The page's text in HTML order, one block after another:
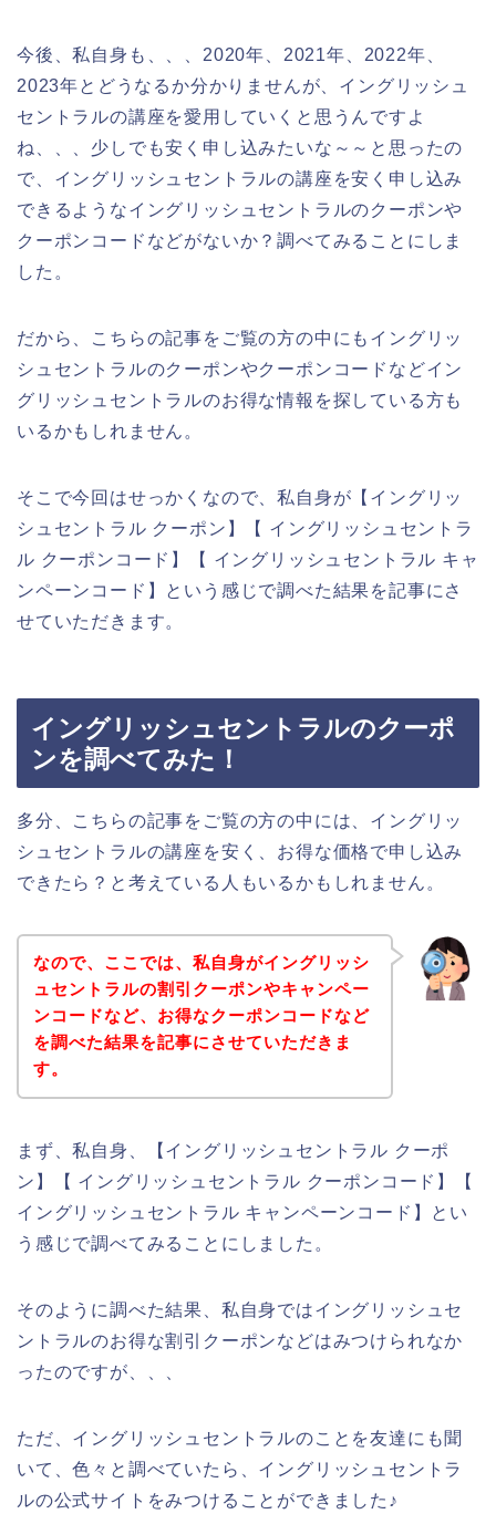
今後、私自身も、、、2020年、2021年、2022年、
2023年とどうなるか分かりませんが、イングリッシュ
セントラルの講座を愛用していくと思うんですよ
ね、、、少しでも安く申し込みたいな～～と思ったの
で、イングリッシュセントラルの講座を安く申し込み
できるようなイングリッシュセントラルのクーポンや
クーポンコードなどがないか？調べてみることにしま
した。
だから、こちらの記事をご覧の方の中にもイングリッ
シュセントラルのクーポンやクーポンコードなどイン
グリッシュセントラルのお得な情報を探している方も
いるかもしれません。
そこで今回はせっかくなので、私自身が【イングリッ
シュセントラル クーポン】【 イングリッシュセントラ
ル クーポンコード】【 イングリッシュセントラル キャ
ンペーンコード】という感じで調べた結果を記事にさ
せていただきます。
イングリッシュセントラルのクーポ
ンを調べてみた！
多分、こちらの記事をご覧の方の中には、イングリッ
シュセントラルの講座を安く、お得な価格で申し込み
できたら？と考えている人もいるかもしれません。
なので、ここでは、私自身がイングリッシ
ュセントラルの割引クーポンやキャンペー
ンコードなど、お得なクーポンコードなど
を調べた結果を記事にさせていただきま
す。
まず、私自身、【イングリッシュセントラル クーポ
ン】【 イングリッシュセントラル クーポンコード】【
イングリッシュセントラル キャンペーンコード】とい
う感じで調べてみることにしました。
そのように調べた結果、私自身ではイングリッシュセ
ントラルのお得な割引クーポンなどはみつけられなか
ったのですが、、、
ただ、イングリッシュセントラルのことを友達にも聞
いて、色々と調べていたら、イングリッシュセントラ
ルの公式サイトをみつけることができました♪